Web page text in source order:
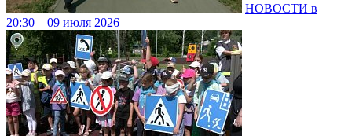
НОВОСТИ в
20:30 – 09 июля 2026